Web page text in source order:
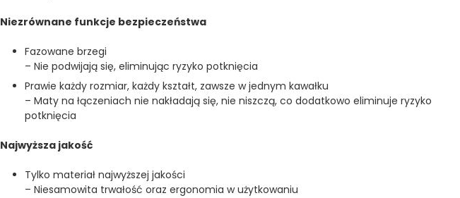
Niezrównane funkcje bezpieczeństwa
Fazowane brzegi
– Nie podwijają się, eliminując ryzyko potknięcia
Prawie każdy rozmiar, każdy kształt, zawsze w jednym kawałku
– Maty na łączeniach nie nakładają się, nie niszczą, co dodatkowo eliminuje ryzyko
potknięcia
Najwyższa jakość
Tylko materiał najwyższej jakości
– Niesamowita trwałość oraz ergonomia w użytkowaniu